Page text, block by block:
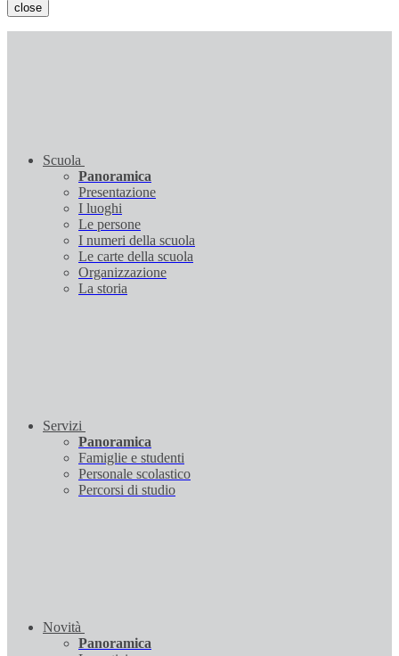
close
Scuola
Panoramica
Presentazione
I luoghi
Le persone
I numeri della scuola
Le carte della scuola
Organizzazione
La storia
Servizi
Panoramica
Famiglie e studenti
Personale scolastico
Percorsi di studio
Novità
Panoramica